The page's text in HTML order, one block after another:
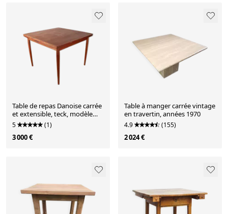
Table de repas Danoise carrée
et extensible, teck, modèle
592, Arne Vodder.
5 (1)
3 000 €
Table à manger carrée vintage
en travertin, années 1970
4.9 (155)
2 024 €